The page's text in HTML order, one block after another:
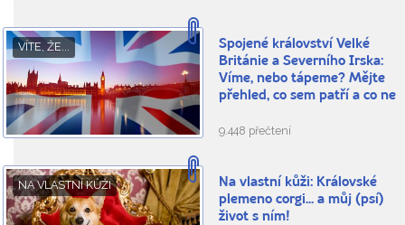
VÍTE, ŽE...
Spojené království Velké
Británie a Severního Irska:
Víme, nebo tápeme? Mějte
přehled, co sem patří a co ne
9.448 přečtení
NA VLASTNÍ KŮŽI
Na vlastní kůži: Královské
plemeno corgi... a můj (psí)
život s ním!